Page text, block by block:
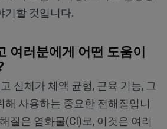
기할 것입니다.
여러분에게 어떤 도움이
신체가 체액 균형, 근육 기능, 그
해 사용하는 중요한 전해질입니
질은 염화물(Cl)로, 이것은 여러